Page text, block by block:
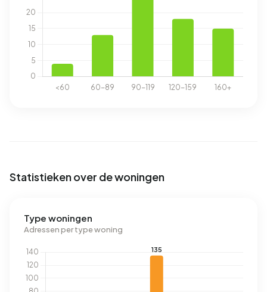
Statistieken over de woningen
Type woningen
Adressen per type woning